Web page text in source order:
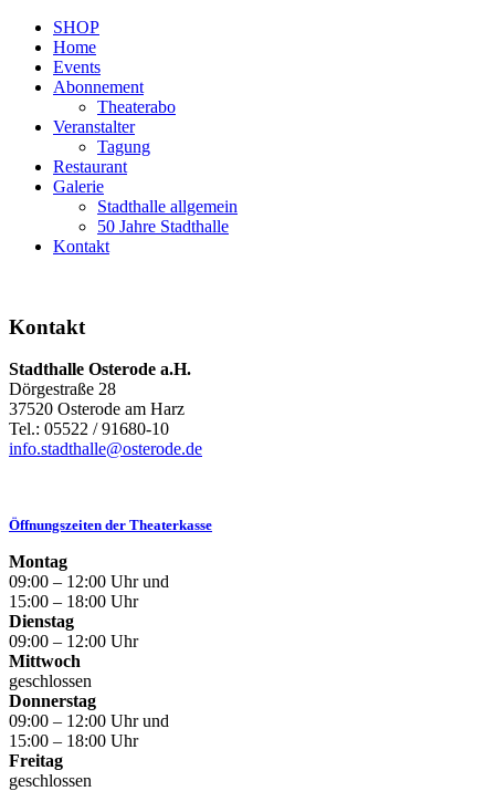
SHOP
Home
Events
Abonnement
Theaterabo
Veranstalter
Tagung
Restaurant
Galerie
Stadthalle allgemein
50 Jahre Stadthalle
Kontakt
Kontakt
Stadthalle Osterode a.H.
Dörgestraße 28
37520 Osterode am Harz
Tel.: 05522 / 91680-10
info.stadthalle@osterode.de
Öffnungszeiten der Theaterkasse
Montag
09:00 – 12:00 Uhr und
15:00 – 18:00 Uhr
Dienstag
09:00 – 12:00 Uhr
Mittwoch
geschlossen
Donnerstag
09:00 – 12:00 Uhr und
15:00 – 18:00 Uhr
Freitag
geschlossen